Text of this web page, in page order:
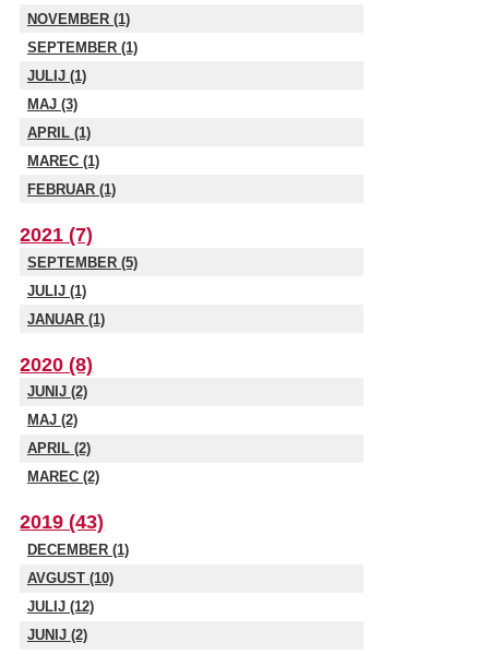
NOVEMBER (1)
SEPTEMBER (1)
JULIJ (1)
MAJ (3)
APRIL (1)
MAREC (1)
FEBRUAR (1)
2021 (7)
SEPTEMBER (5)
JULIJ (1)
JANUAR (1)
2020 (8)
JUNIJ (2)
MAJ (2)
APRIL (2)
MAREC (2)
2019 (43)
DECEMBER (1)
AVGUST (10)
JULIJ (12)
JUNIJ (2)